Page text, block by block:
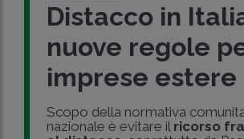
Distacco in
nuove regole
imprese estere
Scopo della normativa
nazionale è evitare il ricorso